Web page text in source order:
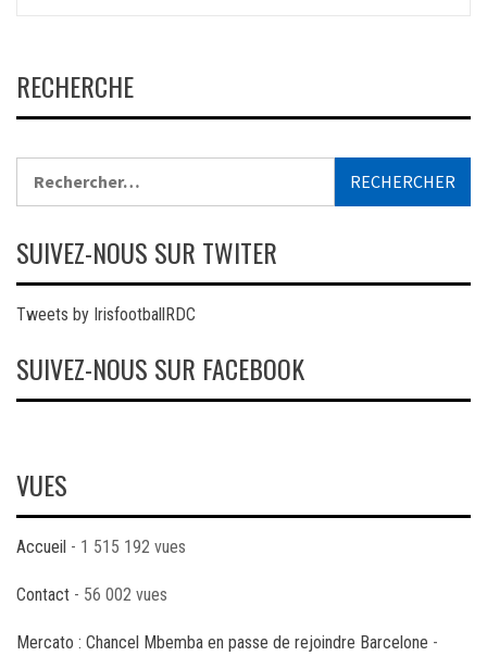
RECHERCHE
SUIVEZ-NOUS SUR TWITER
Tweets by IrisfootballRDC
SUIVEZ-NOUS SUR FACEBOOK
VUES
Accueil - 1 515 192 vues
Contact - 56 002 vues
Mercato : Chancel Mbemba en passe de rejoindre Barcelone -